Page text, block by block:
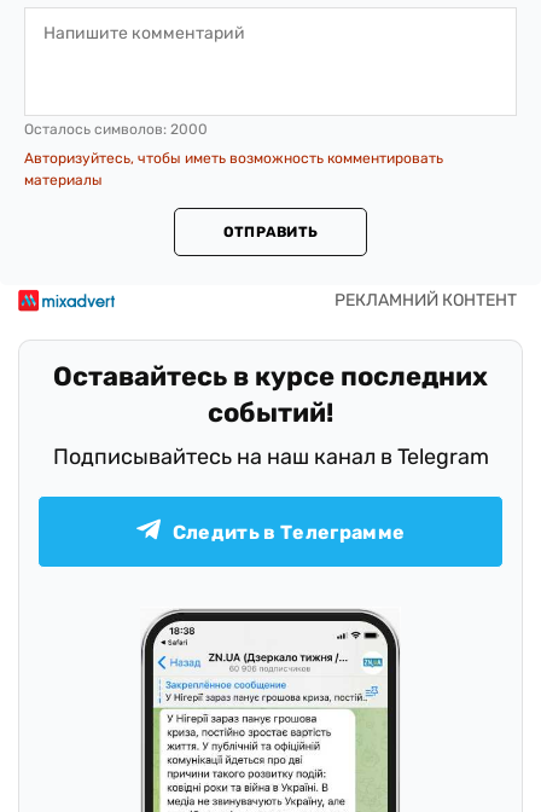
Осталось символов: 2000
Авторизуйтесь, чтобы иметь возможность комментировать
материалы
ОТПРАВИТЬ
Оставайтесь в курсе последних
событий!
Подписывайтесь на наш канал в Telegram
Следить в Телеграмме